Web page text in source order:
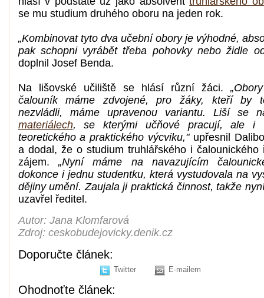
se mu studium druhého oboru na jeden rok.
„Kombinovat tyto dva učební obory je výhodné,
pak schopni vyrábět třeba pohovky nebo židle
doplnil Josef Benda.
Na lišovské učiliště se hlásí různí žáci.
čalouník máme zdvojené, pro žáky, kteří by
nezvládli, máme upravenou variantu. Liší se
materiálech, se kterými učňové pracují, ale i
teoretického a praktického výcviku,"upřesnil
a dodal, že o studium truhlářského i čalounického
zájem. „Nyní máme na navazujícím
dokonce i jednu studentku, která vystudovala na
dějiny umění. Zaujala ji praktická činnost, takže
uzavřel ředitel.
Autor: Jana Klomfarová
Zdroj: ceskobudejovicky.denik.cz
Doporučte článek:
Twitter E-mailem
Ohodnoťte článek: